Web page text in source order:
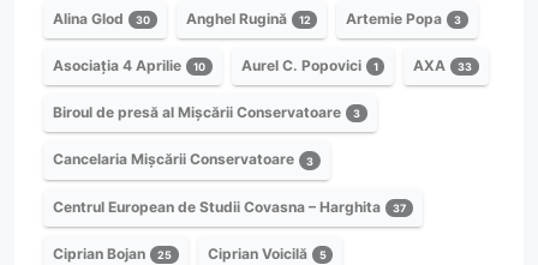
Alina Glod 30 Anghel Rugină 12 Artemie Popa 3
Asociația 4 Aprilie 10 Aurel C. Popovici 1 AXA 33
Biroul de presă al Mișcării Conservatoare 3
Cancelaria Mișcării Conservatoare 3
Centrul European de Studii Covasna – Harghita 37
Ciprian Bojan 25 Ciprian Voicilă 5